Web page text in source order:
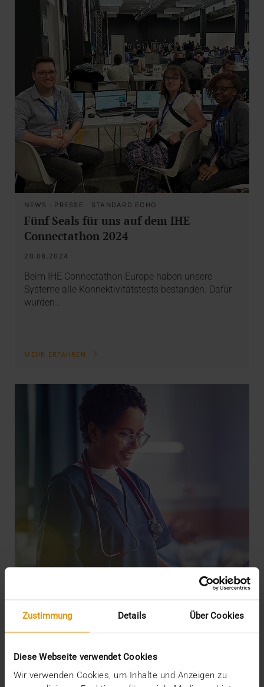
Zustimmung Details Über Cookies
Diese Webseite verwendet Cookies
Wir verwenden Cookies, um Inhalte und Anzeigen zu
NEWS · PRESSE · STANDARD ECHO
Fünf Seals für uns auf dem IHE
Connectathon 2024
20.08.2024
Beim IHE Connectathon Europe haben unsere
Systeme alle Konnektivitätstests bestanden. Dafür
wurden…
MEHR ERFAHREN